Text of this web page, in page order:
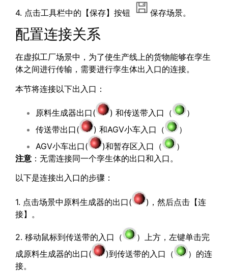
4. 点击工具栏中的【保存】按钮 保存场景。
配置连接关系
在虚拟工厂场景中，为了使生产线上的货物能够在孪生
体之间进行传输，需要进行孪生体出入口的连接。
本节将连接以下出入口：
原料生成器出口( ) 和传送带入口（
）
传送带出口(
) 和AGV小车入口（
）
AGV小车出口(
)和暂存区入口（
）
注意 ：无需连接同一个孪生体的出口和入口。
以下是连接出入口的步骤：
1. 点击场景中原料生成器的出口(
)，然后点击【连
接】。
2. 移动鼠标到传送带的入口（
）上方，左键单击完
成原料生成器的出口(
)到传送带的入口（
）的连
接。